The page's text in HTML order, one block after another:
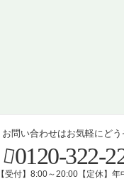
お問い合わせはお気軽にどう
0120-322-
【受付】8:00～20:00【定休】年